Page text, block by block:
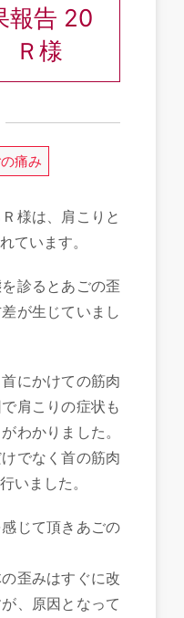
報告 20
様
痛み
様は、肩こりと
ています。
診るとあごの歪
が生じていまし
にかけての筋肉
肩こりの症状も
わかりました。
でなく首の筋肉
いました。
じて頂きあごの
歪みはすぐに改
、原因となって